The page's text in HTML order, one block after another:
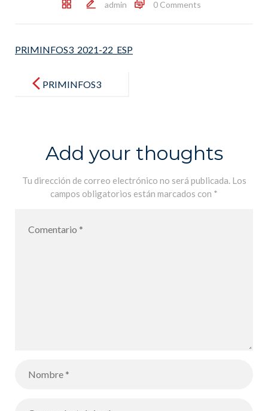
admin 0 Comments
PRIMINFOS3_2021-22_ESP
navigationPRIMINFOS3
Add your thoughts
Tu dirección de correo electrónico no será publicada. Los
campos obligatorios están marcados con *